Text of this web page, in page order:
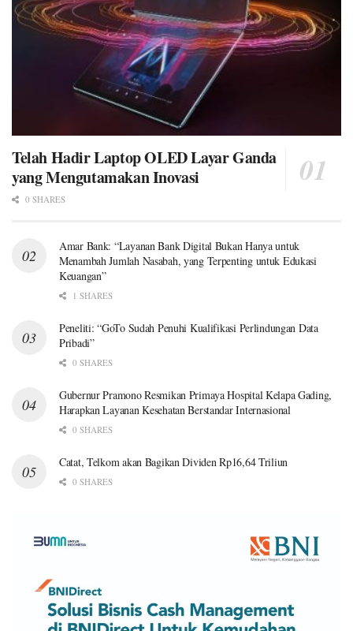
Telah Hadir Laptop OLED Layar Ganda
yang Mengutamakan Inovasi
0 SHARES
Amar Bank: “Layanan Bank Digital Bukan Hanya untuk
Menambah Jumlah Nasabah, yang Terpenting untuk Edukasi
Keuangan”
1 SHARES
Peneliti: “GoTo Sudah Penuhi Kualifikasi Perlindungan Data
Pribadi”
0 SHARES
Gubernur Pramono Resmikan Primaya Hospital Kelapa Gading,
Harapkan Layanan Kesehatan Berstandar Internasional
0 SHARES
Catat, Telkom akan Bagikan Dividen Rp16,64 Triliun
0 SHARES